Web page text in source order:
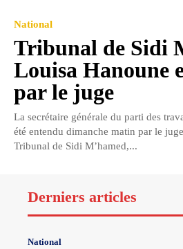
National
Tribunal de Sidi
Louisa Hanoune
par le juge
La secrétaire générale du parti des
été entendu dimanche matin par le
Tribunal de Sidi M’hamed,...
Derniers articles
National